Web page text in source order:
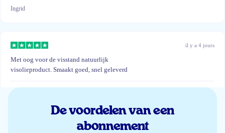
Ingrid
il y a 4 jours
Met oog voor de visstand natuurlijk
visolieproduct. Smaakt goed, snel geleverd
Janna Molleman
De voordelen van een
abonnement